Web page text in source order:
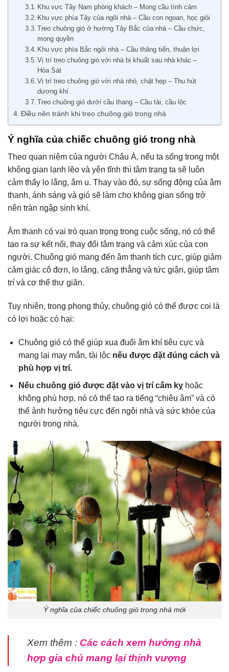
Khu vực Tây Nam phòng khách – Mong cầu tình cảm
Khu vực phía Tây của ngôi nhà – Cầu con ngoan, học giỏi
Treo chuông gió ở hướng Tây Bắc của nhà – Cầu chức,
mong quyền
Khu vực phía Bắc ngôi nhà – Cầu thăng tiến, thuận lợi
Vị trí treo chuông gió với nhà bị khuất sau nhà khác –
Hóa Sát
Vị trí treo chuông gió với nhà nhỏ, chật hẹp – Thu hút
dương khí
Treo chuông gió dưới cầu thang – Cầu tài, cầu lộc
Điều nên tránh khi treo chuông gió trong nhà
Ý nghĩa của chiếc chuông gió trong nhà
Theo quan niệm của người Châu Á, nếu ta sống trong một
không gian lạnh lẽo và yên tĩnh thì tâm trạng ta sẽ luôn
cảm thấy lo lắng, âm u. Thay vào đó, sự sống động của âm
thanh, ánh sáng và gió sẽ làm cho không gian sống trở
nên tràn ngập sinh khí.
Âm thanh có vai trò quan trọng trong cuộc sống, nó có thể
tạo ra sự kết nối, thay đổi tâm trạng và cảm xúc của con
người. Chuông gió mang đến âm thanh tích cực, giúp giảm
cảm giác cô đơn, lo lắng, căng thẳng và tức giận, giúp tâm
trí và cơ thể thư giãn.
Tuy nhiên, trong phong thủy, chuông gió có thể được coi là
có lợi hoặc có hại:
Chuông gió có thể giúp xua đuổi âm khí tiêu cực và
mang lại may mắn, tài lộcnếu được đặt đúng cách và
phù hợp vị trí.
Nếu chuông gió được đặt vào vị trí cấm kỵhoặc
không phù hợp, nó có thể tạo ra tiếng “chiêu âm” và có
thể ảnh hưởng tiêu cực đến ngôi nhà và sức khỏe của
người trong nhà.
Ý nghĩa của chiếc chuông gió trong nhà mới
Xem thêm : Các cách xem hướng nhà
hợp gia chủ mang lại thịnh vượng